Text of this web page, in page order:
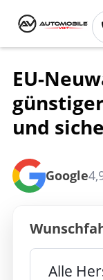
EU-
günstiger
und
Google